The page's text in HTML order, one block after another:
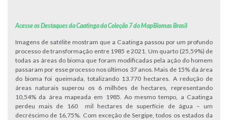
Acesse os Destaques da Caatinga da Coleção 7 do MapBiomas Brasil
Imagens de satélite mostram que a Caatinga passou por um profundo
processo de transformação entre 1985 e 2021. Um quarto (25,59%) de
todas as áreas do bioma que foram modificadas pela ação do homem
passaram por esse processo nos últimos 37 anos. Mais de 15% da área
do bioma foi queimada, totalizando 13.770 hectares. A redução de
áreas naturais superou os 6 milhões de hectares, representando
10,54% da área mapeada em 1985. Ao mesmo tempo, a Caatinga
perdeu mais de 160 mil hectares de superfície de água – um
decréscimo de 16,75%. Com exceção de Sergipe, todos os estados da